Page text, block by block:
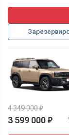
4 349 000 ₽
3 599 000 ₽